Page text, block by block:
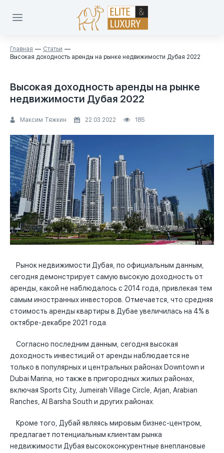
Главная
Статьи
Высокая доходность аренды на рынке недвижимости Дубая 2022
Высокая доходность аренды на рынке
недвижимости Дубая 2022
Максим Тяжкин 22.03.2022 185
Рынок недвижимости Дубая, по официальным данным,
сегодня демонстрирует самую высокую доходность от
аренды, какой не наблюдалось с 2014 года, привлекая тем
самым иностранных инвесторов. Отмечается, что средняя
стоимость аренды квартиры в Дубае увеличилась на 4% в
октябре-декабре 2021 года.
Согласно последним данным, сегодня высокая
доходность инвестиций от аренды наблюдается не
только в популярных и центральных районах Downtown и
Dubai Marina, но также в пригородных жилых районах,
включая Sports City, Jumeirah Village Circle, Arjan, Arabian
Ranches, Al Barsha South и других районах.
Кроме того, Дубай являясь мировым бизнес-центром,
предлагает потенциальным клиентам рынка
недвижимости Дубая высококонкурентные внеплановые